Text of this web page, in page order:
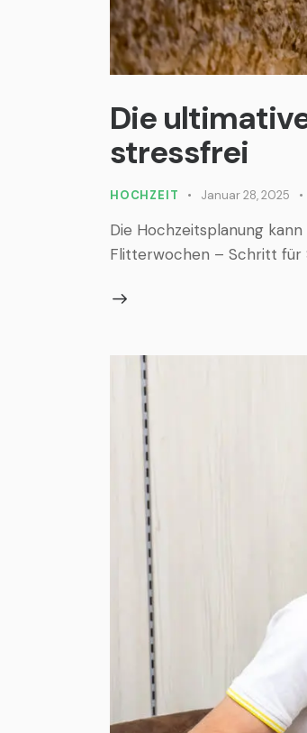
Die
stressfrei
HOCHZEIT Januar 28, 2025
Die Hochzeitsplanung
Flitterwochen – Schritt für